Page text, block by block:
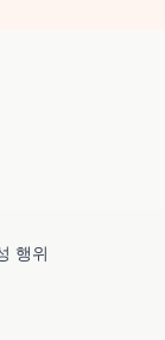
행위